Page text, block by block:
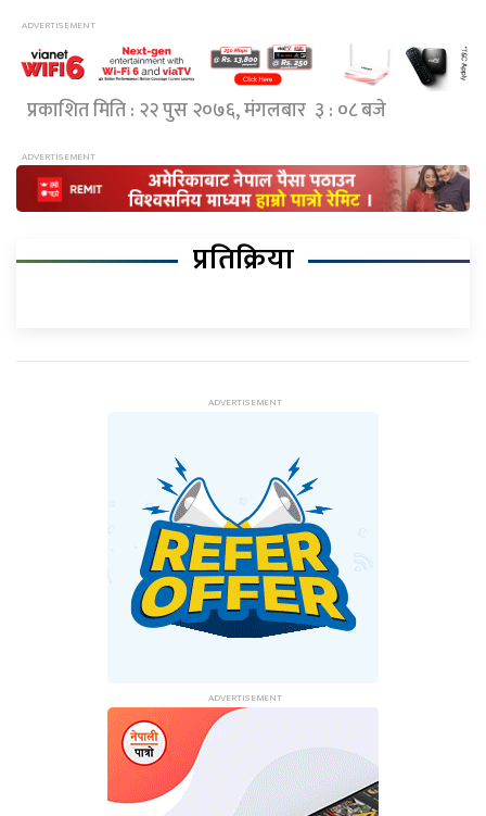
प्रकाशित मिति : २२ पुस २०७६, मंगलबार ३ : ०८ बजे
प्रतिक्रिया